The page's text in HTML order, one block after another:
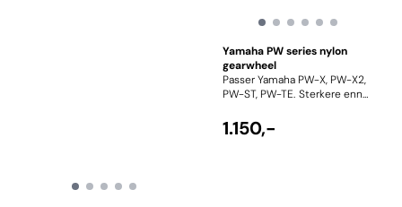
Yamaha PW series nylon
gearwheel
Passer Yamaha PW-X, PW-X2,
PW-ST, PW-TE. Sterkere enn
med polyuretanbasert lim.
1.150,-